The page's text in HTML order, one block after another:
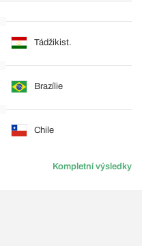
Tádžikist.
Brazílie
Chile
Kompletní výsledky